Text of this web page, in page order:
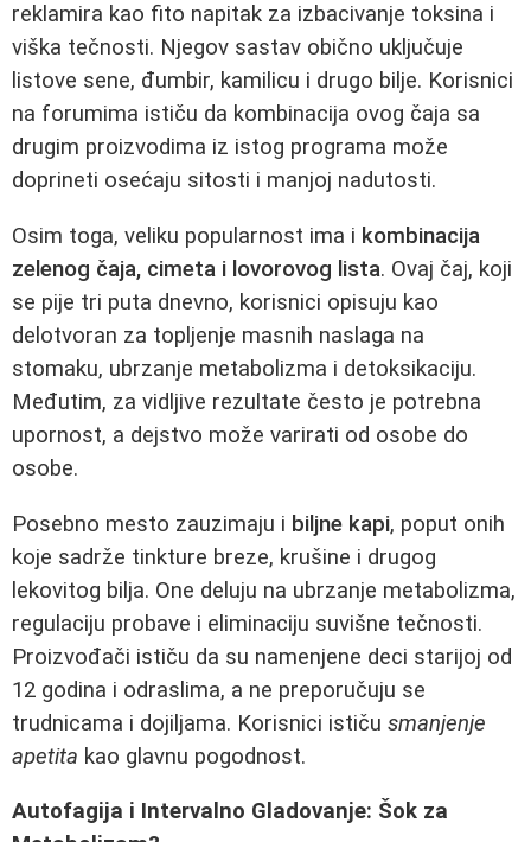
reklamira kao fito napitak za izbacivanje toksina i
viška tečnosti. Njegov sastav obično uključuje
listove sene, đumbir, kamilicu i drugo bilje. Korisnici
na forumima ističu da kombinacija ovog čaja sa
drugim proizvodima iz istog programa može
doprineti osećaju sitosti i manjoj nadutosti.
Osim toga, veliku popularnost ima i kombinacija
zelenog čaja, cimeta i lovorovog lista. Ovaj čaj, koji
se pije tri puta dnevno, korisnici opisuju kao
delotvoran za topljenje masnih naslaga na
stomaku, ubrzanje metabolizma i detoksikaciju.
Međutim, za vidljive rezultate često je potrebna
upornost, a dejstvo može varirati od osobe do
osobe.
Posebno mesto zauzimaju i biljne kapi, poput onih
koje sadrže tinkture breze, krušine i drugog
lekovitog bilja. One deluju na ubrzanje metabolizma,
regulaciju probave i eliminaciju suvišne tečnosti.
Proizvođači ističu da su namenjene deci starijoj od
12 godina i odraslima, a ne preporučuju se
trudnicama i dojiljama. Korisnici ističu smanjenje
apetita kao glavnu pogodnost.
Autofagija i Intervalno Gladovanje: Šok za